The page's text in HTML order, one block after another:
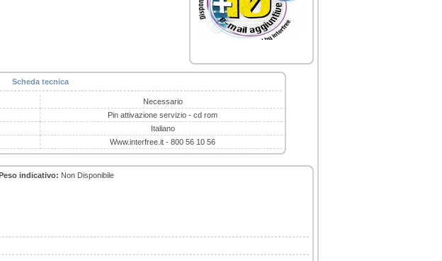
Scheda tecnica
Necessario
Pin attivazione servizio - cd rom
Italiano
Www.interfree.it - 800 56 10 56
indicativo: Non Disponibile